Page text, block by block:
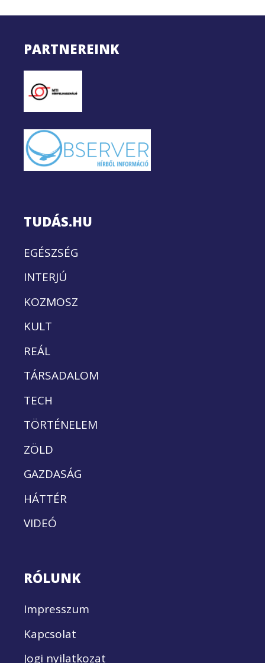
PARTNEREINK
TUDÁS.HU
EGÉSZSÉG
INTERJÚ
KOZMOSZ
KULT
REÁL
TÁRSADALOM
TECH
TÖRTÉNELEM
ZÖLD
GAZDASÁG
HÁTTÉR
VIDEÓ
RÓLUNK
Impresszum
Kapcsolat
Jogi nyilatkozat